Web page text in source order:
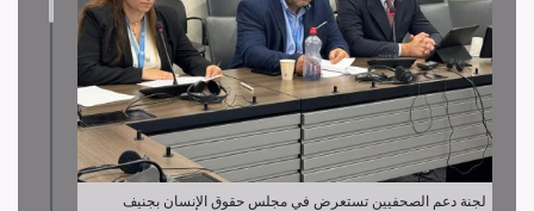
لجنة دعم الصحفيين تستعرض في مجلس حقوق الإنسان بجنيف